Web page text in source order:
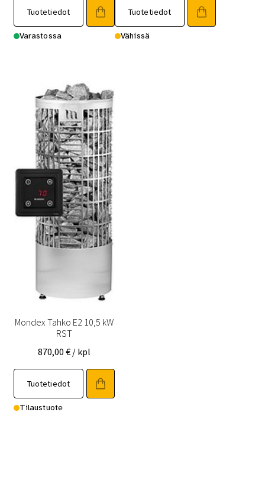
Tuotetiedot
Varastossa
Tuotetiedot
Vähissä
Mondex Tahko E2 10,5 kW
RST
870,00 € / kpl
Tuotetiedot
Tilaustuote